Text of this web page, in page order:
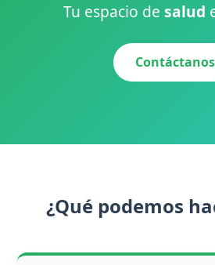
Tu espacio de salud
Contáctanos
¿Qué podemos